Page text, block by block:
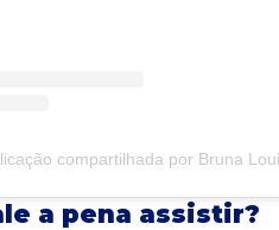
compartilhada por Bruna
a pena assistir?